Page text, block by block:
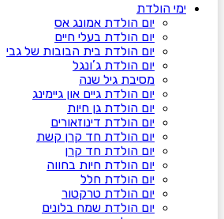
ימי הולדת
יום הולדת אמונג אס
יום הולדת בעלי חיים
יום הולדת בית הבובות של גבי
יום הולדת ג’ונגל
מסיבת גיל שנה
יום הולדת גיים און גיימינג
יום הולדת גן חיות
יום הולדת דינוזאורים
יום הולדת חד קרן קשת
יום הולדת חד קרן
יום הולדת חיות בחווה
יום הולדת חלל
יום הולדת טרקטור
יום הולדת שמח בלונים